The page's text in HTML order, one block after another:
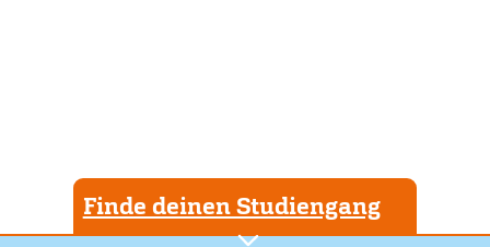
Finde deinen Studiengang